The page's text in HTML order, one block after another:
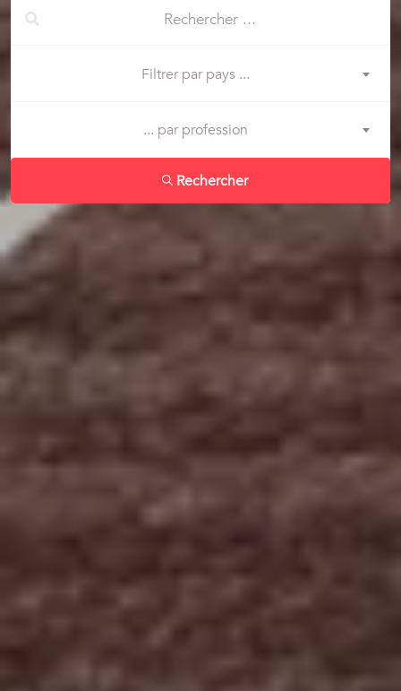
Filtrer par pays ...
... par profession
Rechercher